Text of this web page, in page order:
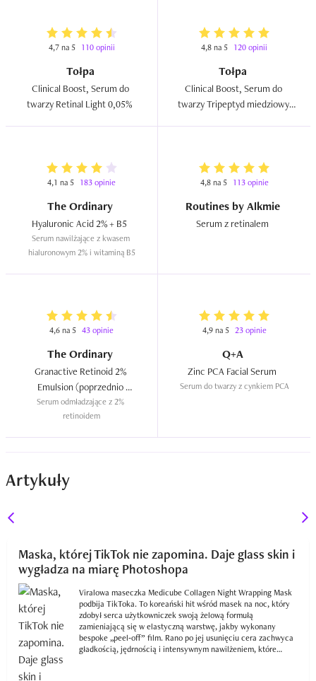
4,7 na 5 110 opinii
Tołpa
Clinical Boost, Serum do
4,8 na 5 120 opinii
Tołpa
Clinical Boost, Serum do
twarzy Tripeptyd miedziowy
4,1 na 5 183 opinie
The Ordinary
Serum nawilżające z kwasem
hialuronowym 2% i witaminą B5
4,8 na 5 113 opinie
Routines by Alkmie
4,6 na 5 43 opinie
The Ordinary
Granactive Retinoid 2%
Emulsion (poprzednio
Serum odmładzające z 2%
retinoidem
4,9 na 5 23 opinie
Q+A
Serum do twarzy z cynkiem PCA
Artykuły
Maska, której TikTok nie zapomina. Daje glass skin i
wygładza na miarę Photoshopa
Viralowa maseczka Medicube Collagen Night Wrapping Mask
podbija TikToka. To koreański hit wśród masek na noc, który
zdobył serca użytkowniczek swoją żelową formułą
zamieniającą się w elastyczną warstwę, jakby wykonany
bespoke „peel‑off” film. Rano po jej usunięciu cera zachwyca
gładkością, jędrnością i intensywnym nawilżeniem, które